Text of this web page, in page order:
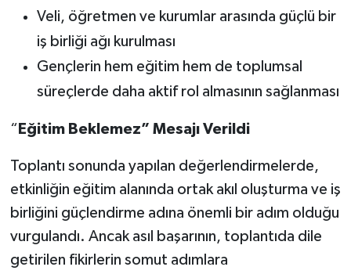
Veli, öğretmen ve kurumlar arasında güçlü bir
iş birliği ağı kurulması
Gençlerin hem eğitim hem de toplumsal
süreçlerde daha aktif rol almasının sağlanması
“ Eğitim Beklemez” Mesajı Verildi
Toplantı sonunda yapılan değerlendirmelerde,
etkinliğin eğitim alanında ortak akıl oluşturma ve iş
birliğini güçlendirme adına önemli bir adım olduğu
vurgulandı. Ancak asıl başarının, toplantıda dile
getirilen fikirlerin somut adımlara